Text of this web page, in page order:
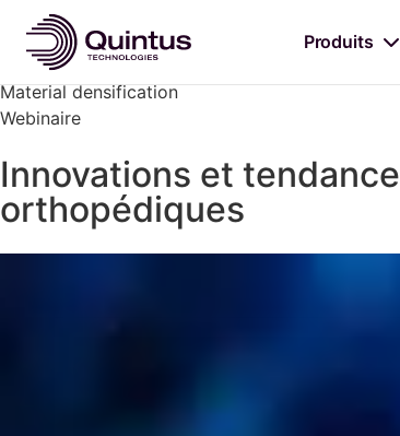
Produits
Quintus/Knowledge Center
Material densification
Webinaire
Innovations et
orthopédiques